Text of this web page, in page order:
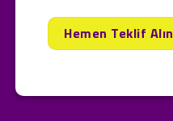
Hemen Teklif Alın